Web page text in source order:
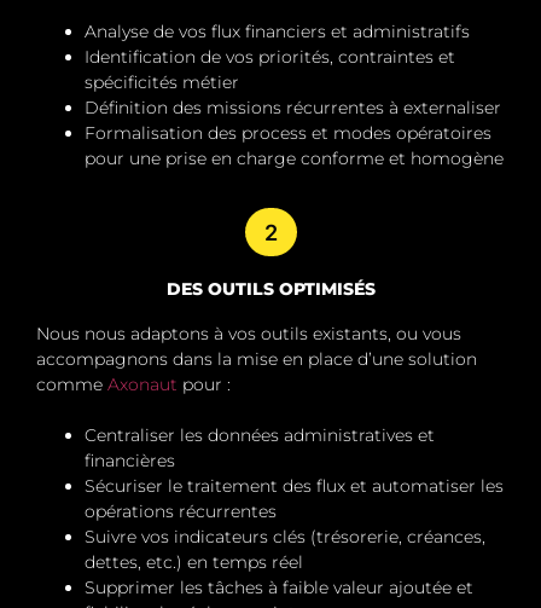
Analyse de vos flux financiers et administratifs
Identification de vos priorités, contraintes et
spécificités métier
Définition des missions récurrentes à externaliser
Formalisation des process et modes opératoires
pour une prise en charge conforme et homogène
2
DES OUTILS OPTIMISÉS
Nous nous adaptons à vos outils existants, ou vous
accompagnons dans la mise en place d’une solution
comme Axonaut pour :
Centraliser les données administratives et
financières
Sécuriser le traitement des flux et automatiser les
opérations récurrentes
Suivre vos indicateurs clés (trésorerie, créances,
dettes, etc.) en temps réel
Supprimer les tâches à faible valeur ajoutée et